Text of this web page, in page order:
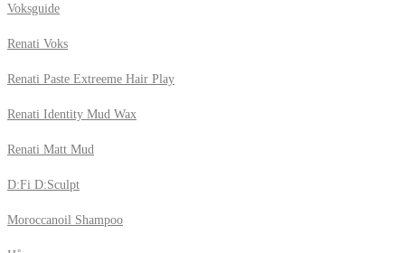
Voksguide
Renati Voks
Renati Paste Extreeme Hair Play
Renati Identity Mud Wax
Renati Matt Mud
D:Fi D:Sculpt
Moroccanoil Shampoo